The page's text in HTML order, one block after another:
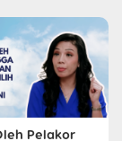
Pelakor